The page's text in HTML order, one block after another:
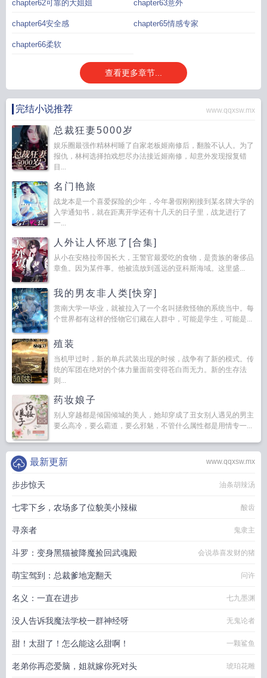
chapter62可靠的大姐姐 chapter63意外
chapter64安全感 chapter65情感专家
chapter66柔软
查看更多章节...
完结小说推荐 www.qqxsw.mx
总裁狂妻5000岁
娱乐圈最强作精林柯睡了自家老板姬南修后，翻脸不认人。为了
报仇，林柯选择拍戏想尽办法接近姬南修，却意外发现报复错
目...
名门艳旅
战龙本是一个喜爱探险的少年，今年暑假刚刚接到某名牌大学的
入学通知书，就在距离开学还有十几天的日子里，战龙进行了
一...
人外让人怀崽了[合集]
从小在安格拉帝国长大，王警官最爱吃的食物，是贵族的奢侈品
章鱼。因为某件事。他被流放到遥远的亚科斯海域。这里盛...
我的男友非人类[快穿]
赏南大学一毕业，就被拉入了一个名叫拯救怪物的系统当中。每
个世界都有这样的怪物它们藏在人群中，可能是学生，可能是...
殖装
当机甲过时，新的单兵武装出现的时候，战争有了新的模式。传
统的军团在绝对的个体力量面前变得苍白而无力。新的生存法
则...
药妆娘子
别人穿越都是倾国倾城的美人，她却穿成了丑女别人遇见的男主
要么高冷，要么霸道，要么邪魅，不管什么属性都是用情专一...
www.qqxsw.mx
最新更新
步步惊天 油条胡辣汤
七零下乡，农场多了位貌美小辣椒 酸齿
寻亲者 鬼隶主
斗罗：变身黑猫被降魔捡回武魂殿 会说恭喜发财的猪
萌宝驾到：总裁爹地宠翻天 问许
名义：一直在进步 七九墨渊
没人告诉我魔法学校一群神经呀 无鬼论者
甜！太甜了！怎么能这么甜啊！ 一颗鲨鱼
老弟你再恋爱脑，姐就嫁你死对头 琥珀花雕